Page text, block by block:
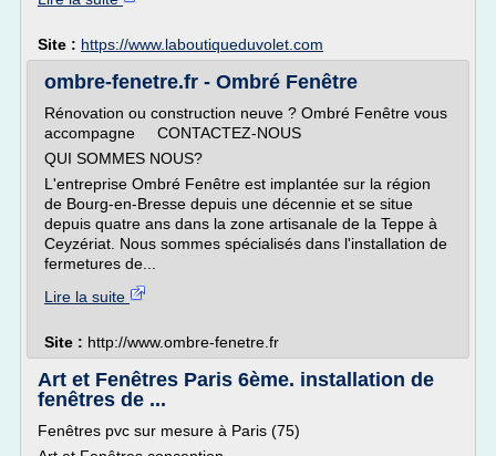
Site : https://www.laboutiqueduvolet.com
ombre-fenetre.fr - Ombré Fenêtre
Rénovation ou construction neuve ? Ombré Fenêtre vous
accompagne CONTACTEZ-NOUS
QUI SOMMES NOUS?
L'entreprise Ombré Fenêtre est implantée sur la région
de Bourg-en-Bresse depuis une décennie et se situe
depuis quatre ans dans la zone artisanale de la Teppe à
Ceyzériat. Nous sommes spécialisés dans l'installation de
fermetures de...
Lire la suite
Site : http://www.ombre-fenetre.fr
Art et Fenêtres Paris 6ème. installation de
fenêtres de ...
Fenêtres pvc sur mesure à Paris (75)